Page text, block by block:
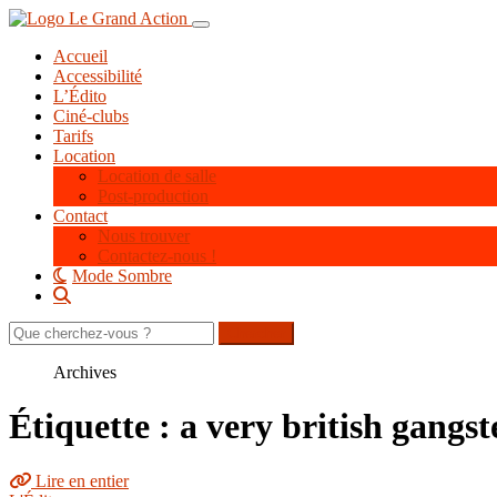
Aller
contenu
principal
Toggle navigation
Accueil
Accessibilité
L’Édito
Ciné-clubs
Tarifs
Location
Location de salle
Post-production
Contact
Nous trouver
Contactez-nous !
Mode Sombre
Rechercher
sur
Archives
Étiquette : a very british
Lire en entier